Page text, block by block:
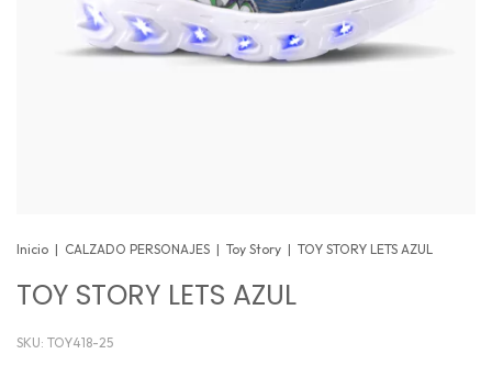
Inicio | CALZADO PERSONAJES | Toy Story | TOY STORY LETS AZUL
TOY STORY LETS AZUL
SKU: TOY418-25